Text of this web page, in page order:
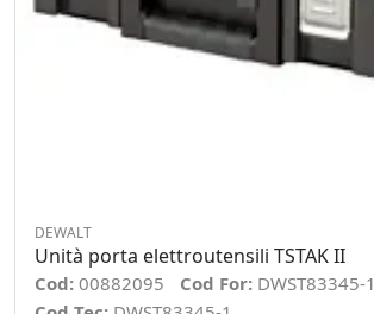
DEWALT
Unità porta elettroutensili TSTAK II
Cod: 00882095 Cod For: DWST83345-1